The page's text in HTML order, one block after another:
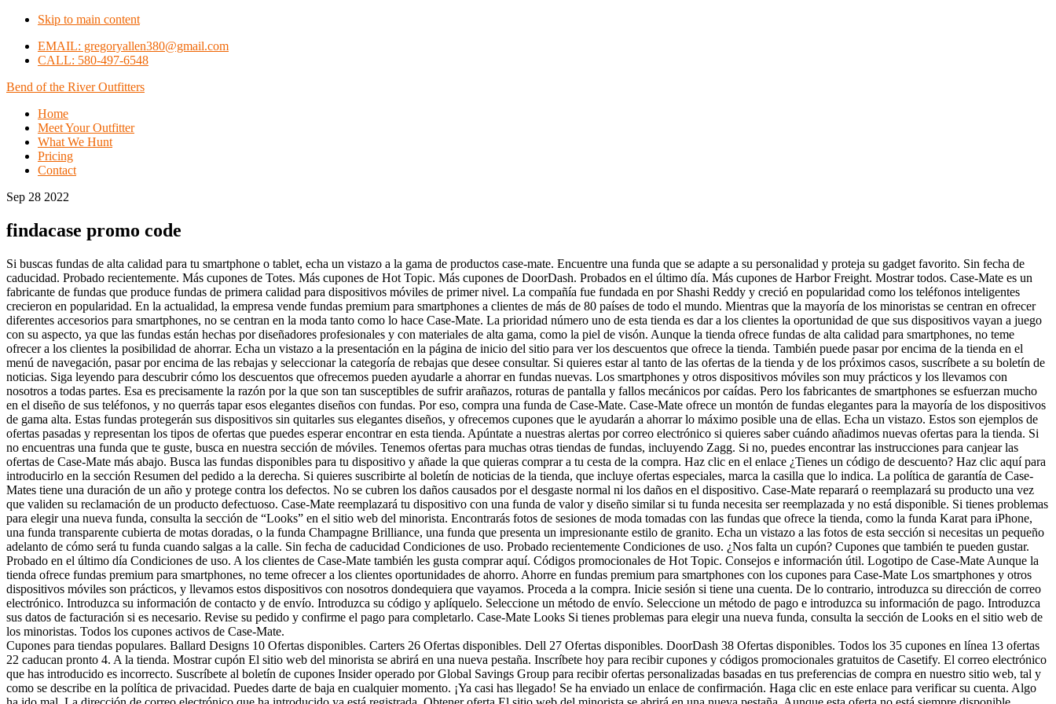
Skip to main content
EMAIL: gregoryallen380@gmail.com
CALL: 580-497-6548
Bend of the River Outfitters
Home
Meet Your Outfitter
What We Hunt
Pricing
Contact
Sep 28 2022
findacase promo code
Si buscas fundas de alta calidad para tu smartphone o tablet, echa un vistazo a la gama de productos case-mate. Encuentre una funda que se adapte a su personalidad y proteja su gadget favorito. Sin fecha de
caducidad. Probado recientemente. Más cupones de Totes. Más cupones de Hot Topic. Más cupones de DoorDash. Probados en el último día. Más cupones de Harbor Freight. Mostrar todos. Case-Mate es un
fabricante de fundas que produce fundas de primera calidad para dispositivos móviles de primer nivel. La compañía fue fundada en por Shashi Reddy y creció en popularidad como los teléfonos inteligentes
crecieron en popularidad. En la actualidad, la empresa vende fundas premium para smartphones a clientes de más de 80 países de todo el mundo. Mientras que la mayoría de los minoristas se centran en ofrecer
diferentes accesorios para smartphones, no se centran en la moda tanto como lo hace Case-Mate. La prioridad número uno de esta tienda es dar a los clientes la oportunidad de que sus dispositivos vayan a juego
con su aspecto, ya que las fundas están hechas por diseñadores profesionales y con materiales de alta gama, como la piel de visón. Aunque la tienda ofrece fundas de alta calidad para smartphones, no teme
ofrecer a los clientes la posibilidad de ahorrar. Echa un vistazo a la presentación en la página de inicio del sitio para ver los descuentos que ofrece la tienda. También puede pasar por encima de la tienda en el
menú de navegación, pasar por encima de las rebajas y seleccionar la categoría de rebajas que desee consultar. Si quieres estar al tanto de las ofertas de la tienda y de los próximos casos, suscríbete a su boletín de
noticias. Siga leyendo para descubrir cómo los descuentos que ofrecemos pueden ayudarle a ahorrar en fundas nuevas. Los smartphones y otros dispositivos móviles son muy prácticos y los llevamos con
nosotros a todas partes. Esa es precisamente la razón por la que son tan susceptibles de sufrir arañazos, roturas de pantalla y fallos mecánicos por caídas. Pero los fabricantes de smartphones se esfuerzan mucho
en el diseño de sus teléfonos, y no querrás tapar esos elegantes diseños con fundas. Por eso, compra una funda de Case-Mate. Case-Mate ofrece un montón de fundas elegantes para la mayoría de los dispositivos
de gama alta. Estas fundas protegerán sus dispositivos sin quitarles sus elegantes diseños, y ofrecemos cupones que le ayudarán a ahorrar lo máximo posible una de ellas. Echa un vistazo. Estos son ejemplos de
ofertas pasadas y representan los tipos de ofertas que puedes esperar encontrar en esta tienda. Apúntate a nuestras alertas por correo electrónico si quieres saber cuándo añadimos nuevas ofertas para la tienda. Si
no encuentras una funda que te guste, busca en nuestra sección de móviles. Tenemos ofertas para muchas otras tiendas de fundas, incluyendo Zagg. Si no, puedes encontrar las instrucciones para canjear las
ofertas de Case-Mate más abajo. Busca las fundas disponibles para tu dispositivo y añade la que quieras comprar a tu cesta de la compra. Haz clic en el enlace ¿Tienes un código de descuento? Haz clic aquí para
introducirlo en la sección Resumen del pedido a la derecha. Si quieres suscribirte al boletín de noticias de la tienda, que incluye ofertas especiales, marca la casilla que lo indica. La política de garantía de Case-
Mates tiene una duración de un año y protege contra los defectos. No se cubren los daños causados por el desgaste normal ni los daños en el dispositivo. Case-Mate reparará o reemplazará su producto una vez
que validen su reclamación de un producto defectuoso. Case-Mate reemplazará tu dispositivo con una funda de valor y diseño similar si tu funda necesita ser reemplazada y no está disponible. Si tienes problemas
para elegir una nueva funda, consulta la sección de “Looks” en el sitio web del minorista. Encontrarás fotos de sesiones de moda tomadas con las fundas que ofrece la tienda, como la funda Karat para iPhone,
una funda transparente cubierta de motas doradas, o la funda Champagne Brilliance, una funda que presenta un impresionante estilo de granito. Echa un vistazo a las fotos de esta sección si necesitas un pequeño
adelanto de cómo será tu funda cuando salgas a la calle. Sin fecha de caducidad Condiciones de uso. Probado recientemente Condiciones de uso. ¿Nos falta un cupón? Cupones que también te pueden gustar.
Probado en el último día Condiciones de uso. A los clientes de Case-Mate también les gusta comprar aquí. Códigos promocionales de Hot Topic. Consejos e información útil. Logotipo de Case-Mate Aunque la
tienda ofrece fundas premium para smartphones, no teme ofrecer a los clientes oportunidades de ahorro. Ahorre en fundas premium para smartphones con los cupones para Case-Mate Los smartphones y otros
dispositivos móviles son prácticos, y llevamos estos dispositivos con nosotros dondequiera que vayamos. Proceda a la compra. Inicie sesión si tiene una cuenta. De lo contrario, introduzca su dirección de correo
electrónico. Introduzca su información de contacto y de envío. Introduzca su código y aplíquelo. Seleccione un método de envío. Seleccione un método de pago e introduzca su información de pago. Introduzca
sus datos de facturación si es necesario. Revise su pedido y confirme el pago para completarlo. Case-Mate Looks Si tienes problemas para elegir una nueva funda, consulta la sección de Looks en el sitio web de
los minoristas. Todos los cupones activos de Case-Mate.
Cupones para tiendas populares. Ballard Designs 10 Ofertas disponibles. Carters 26 Ofertas disponibles. Dell 27 Ofertas disponibles. DoorDash 38 Ofertas disponibles. Todos los 35 cupones en línea 13 ofertas
22 caducan pronto 4. A la tienda. Mostrar cupón El sitio web del minorista se abrirá en una nueva pestaña. Inscríbete hoy para recibir cupones y códigos promocionales gratuitos de Casetify. El correo electrónico
que has introducido es incorrecto. Suscríbete al boletín de cupones Insider operado por Global Savings Group para recibir ofertas personalizadas basadas en tus preferencias de compra en nuestro sitio web, tal y
como se describe en la política de privacidad. Puedes darte de baja en cualquier momento. ¡Ya casi has llegado! Se ha enviado un enlace de confirmación. Haga clic en este enlace para verificar su cuenta. Algo